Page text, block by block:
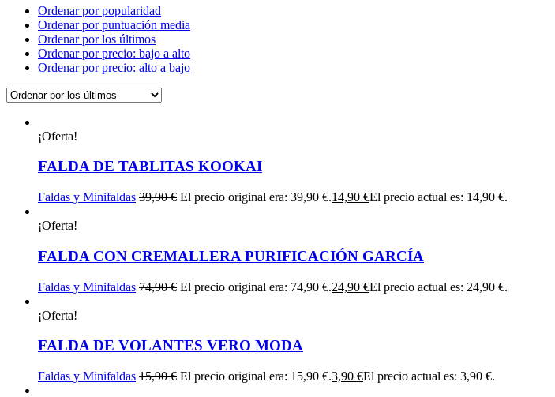
Ordenar por popularidad
Ordenar por puntuación media
Ordenar por los últimos
Ordenar por precio: bajo a alto
Ordenar por precio: alto a bajo
¡Oferta!
FALDA DE TABLITAS KOOKAI
Faldas y Minifaldas 39,90€ El precio original era: 39,90 €.14,90 €El precio actual es: 14,90 €.
¡Oferta!
FALDA CON CREMALLERA PURIFICACIÓN GARCÍA
Faldas y Minifaldas 74,90€ El precio original era: 74,90 €.24,90 €El precio actual es: 24,90 €.
¡Oferta!
FALDA DE VOLANTES VERO MODA
Faldas y Minifaldas 15,90€ El precio original era: 15,90 €.3,90 €El precio actual es: 3,90 €.